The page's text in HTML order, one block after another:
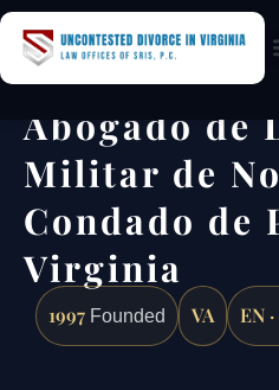
Abogado de
Militar de
Condado de
Virginia
1997 Founded VA EN